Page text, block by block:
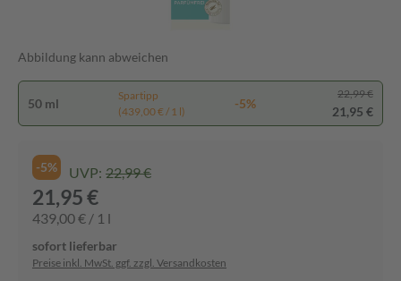
Abbildung kann abweichen
50 ml
Spartipp
(439,00 € / 1 l)
-5%
22,99 €
21,95 €
-5% UVP: 22,99 €
21,95 €
439,00 € / 1 l
sofort lieferbar
Preise inkl. MwSt. ggf. zzgl. Versandkosten